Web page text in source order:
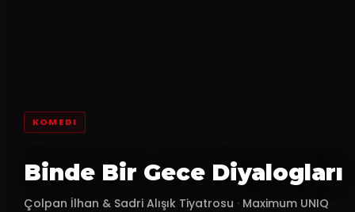
KOMEDI
Binde Bir Gece Diyalogları
Çolpan İlhan & Sadri Alışık Tiyatrosu · Maximum UNIQ